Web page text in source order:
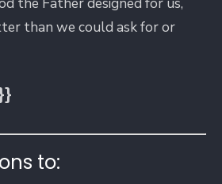
than we could ask for or
to: